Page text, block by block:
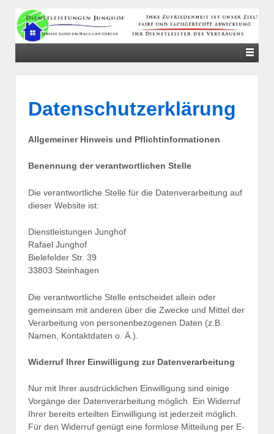
SKIP
TO
CONTENT
Datenschutzerklärung
Allgemeiner Hinweis und Pflichtinformationen
Benennung der verantwortlichen Stelle
Die verantwortliche Stelle für die Datenverarbeitung auf
dieser Website ist:
Dienstleistungen Junghof
Rafael Junghof
Bielefelder Str. 39
33803 Steinhagen
Die verantwortliche Stelle entscheidet allein oder
gemeinsam mit anderen über die Zwecke und Mittel der
Verarbeitung von personenbezogenen Daten (z.B.
Namen, Kontaktdaten o. Ä.).
Widerruf Ihrer Einwilligung zur Datenverarbeitung
Nur mit Ihrer ausdrücklichen Einwilligung sind einige
Vorgänge der Datenverarbeitung möglich. Ein Widerruf
Ihrer bereits erteilten Einwilligung ist jederzeit möglich.
Für den Widerruf genügt eine formlose Mitteilung per E-